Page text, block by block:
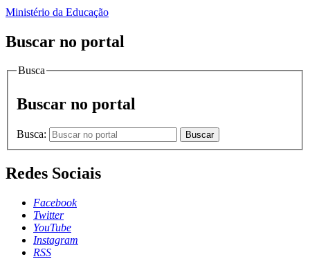
Ministério da Educação
Buscar no portal
Busca
Buscar no portal
Busca: Buscar
Redes Sociais
Facebook
Twitter
YouTube
Instagram
RSS